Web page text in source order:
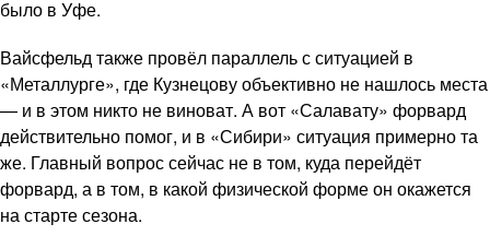
было в Уфе.
Вайсфельд также провёл параллель с ситуацией в
«Металлурге», где Кузнецову объективно не нашлось места
— и в этом никто не виноват. А вот «Салавату» форвард
действительно помог, и в «Сибири» ситуация примерно та
же. Главный вопрос сейчас не в том, куда перейдёт
форвард, а в том, в какой физической форме он окажется
на старте сезона.